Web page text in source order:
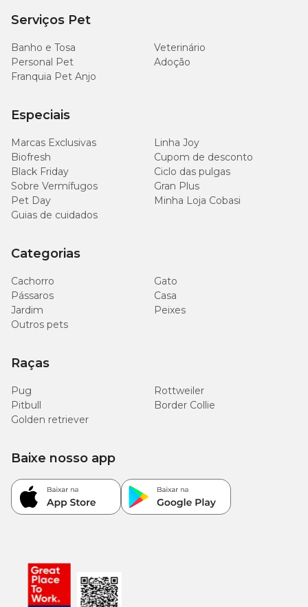
Saccharomyces cerevisiae (mín.)
Enterococcus faecium (mín.)
Ômega 6 (mín.) 18 g
Serviços Pet
Banho e Tosa
Veterinário
Personal Pet
Adoção
Franquia Pet Anjo
Especiais
Marcas Exclusivas
Linha Joy
Biofresh
Cupom de desconto
Black Friday
Ciclo das pulgas
Sobre Vermífugos
Gran Plus
Pet Day
Minha Loja Cobasi
Guias de cuidados
Categorias
Cachorro
Gato
Pássaros
Casa
Jardim
Peixes
Outros pets
Raças
Pug
Rottweiler
Pitbull
Border Collie
Golden retriever
Baixe nosso app